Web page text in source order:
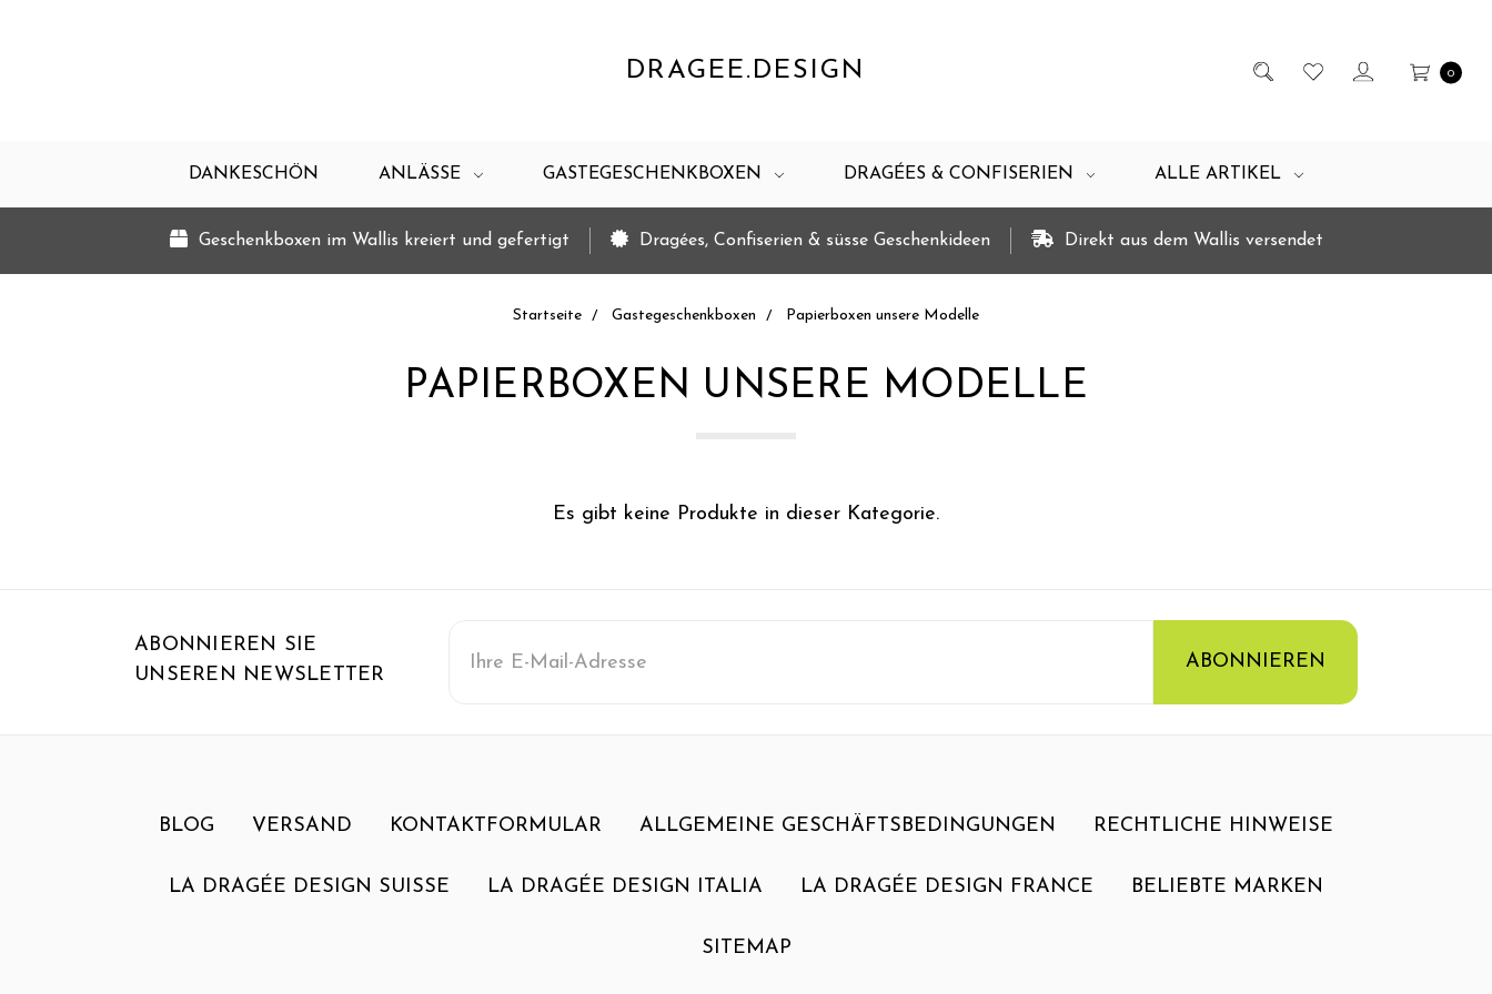
0
DRAGEE.DESIGN
DANKESCHÖN ANLÄSSE GASTEGESCHENKBOXEN DRAGÉES & CONFISERIEN ALLE ARTIKEL
Geschenkboxen im Wallis kreiert und gefertigt Dragées, Confiserien & süsse Geschenkideen Direkt aus dem Wallis versendet
Startseite Gastegeschenkboxen Papierboxen unsere Modelle
PAPIERBOXEN UNSERE MODELLE
Es gibt keine Produkte in dieser Kategorie.
ABONNIEREN SIE
UNSEREN NEWSLETTER
Mail-
BLOG VERSAND KONTAKTFORMULAR ALLGEMEINE GESCHÄFTSBEDINGUNGEN RECHTLICHE HINWEISE
LA DRAGÉE DESIGN SUISSE LA DRAGÉE DESIGN ITALIA LA DRAGÉE DESIGN FRANCE BELIEBTE MARKEN
SITEMAP